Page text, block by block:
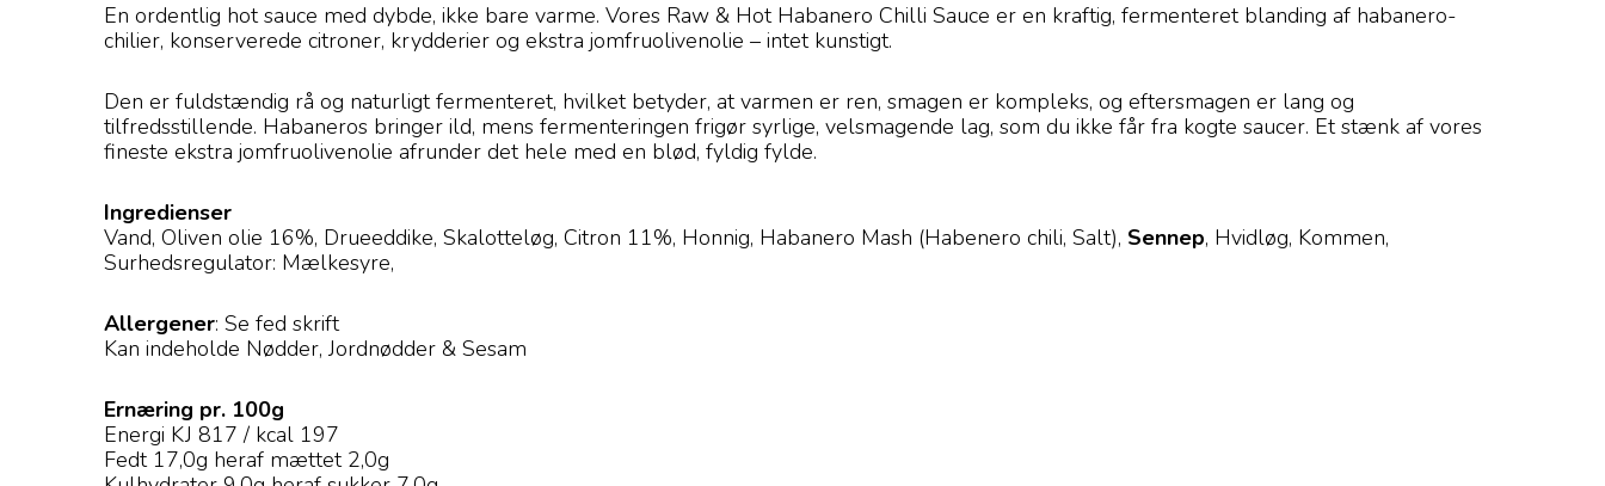
En ordentlig hot sauce med dybde, ikke bare varme. Vores Raw & Hot Habanero Chilli Sauce er en kraftig, fermenteret blanding af habanero-
chilier, konserverede citroner, krydderier og ekstra jomfruolivenolie – intet kunstigt.
Den er fuldstændig rå og naturligt fermenteret, hvilket betyder, at varmen er ren, smagen er kompleks, og eftersmagen er lang og
tilfredsstillende. Habaneros bringer ild, mens fermenteringen frigør syrlige, velsmagende lag, som du ikke får fra kogte saucer. Et stænk af vores
fineste ekstra jomfruolivenolie afrunder det hele med en blød, fyldig fylde.
Ingredienser
Vand, Oliven olie 16%, Drueeddike, Skalotteløg, Citron 11%, Honnig, Habanero Mash (Habenero chili, Salt), Sennep, Hvidløg, Kommen,
Surhedsregulator: Mælkesyre,
Allergener: Se fed skrift
Kan indeholde Nødder, Jordnødder & Sesam
Ernæring pr. 100g
Energi KJ 817 / kcal 197
Fedt 17,0g heraf mættet 2,0g